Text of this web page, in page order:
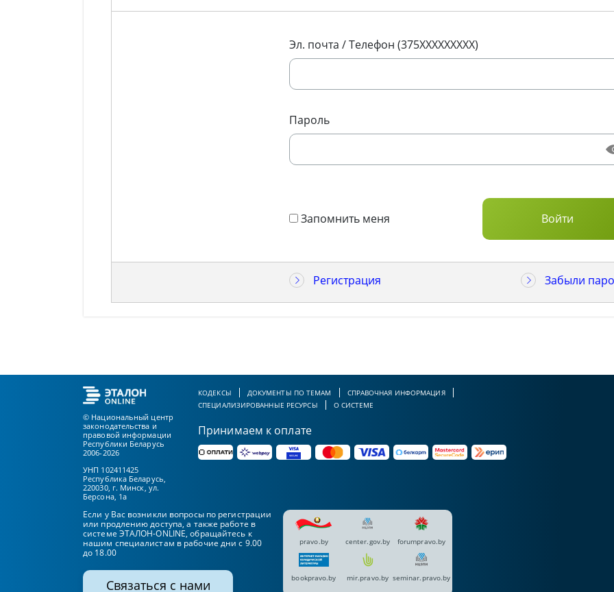
Эл. почта / Телефон (375XXXXXXXXX)
Пароль
Запомнить меня
Регистрация Забыли
© Национальный центр
законодательства и
правовой информации
Республики Беларусь
2006-2026
УНП 102411425
Республика Беларусь,
220030, г. Минск, ул.
Берсона, 1а
КОДЕКСЫ ДОКУМЕНТЫ ПО ТЕМАМ
СПРАВОЧНАЯ ИНФОРМАЦИЯ
СПЕЦИАЛИЗИРОВАННЫЕ РЕСУРСЫ
О СИСТЕМЕ
Принимаем к оплате
Если у Вас возникли вопросы по регистрации
или продлению доступа, а также работе в
системе ЭТАЛОН-ONLINE, обращайтесь к
нашим специалистам в рабочие дни с 9.00
до 18.00
Связаться с нами
pravo.by center.gov.by forumpravo.by
bookpravo.by mir.pravo.by seminar.pravo.by